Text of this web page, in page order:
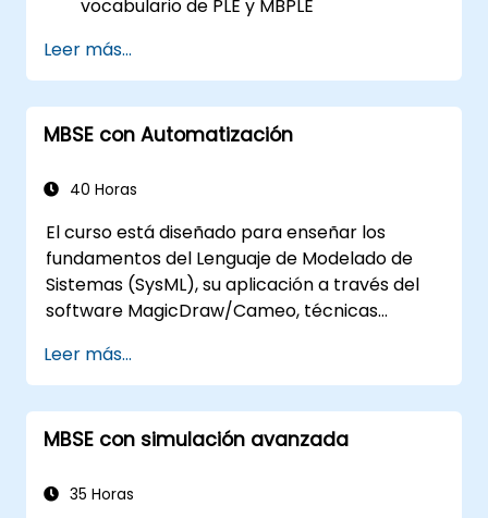
vocabulario de PLE y MBPLE
modelado de líneas de producto
Implementar un proceso de definición de
línea de producto en CATIA Magic
Utilizar las funcionalidades de MBPLE,
de variación y configuraciones
Leer más...
MBSE con Automatización
40 Horas
El curso está diseñado para enseñar los
fundamentos del Lenguaje de Modelado de
Sistemas (SysML), su aplicación a través del
software MagicDraw/Cameo, técnicas
Sistemas Basada en Modelos (MBSE) y las
mejores prácticas en MBSE. Esta formación
cubre los fundamentos de la creación de
plantillas y la generación de informes dentro
MagicDraw/Cameo, y enseña cómo
Leer más...
MBSE con simulación avanzada
35 Horas